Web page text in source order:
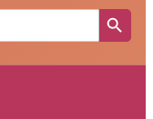
Search Button